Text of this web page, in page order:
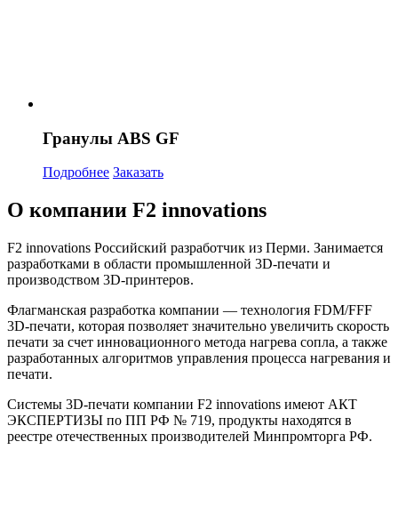
Гранулы ABS GF
Подробнее Заказать
О компании F2 innovations
F2 innovations Российский разработчик из Перми. Занимается
разработками в области промышленной 3D-печати и
производством 3D-принтеров.
Флагманская разработка компании — технология FDM/FFF
3D-печати, которая позволяет значительно увеличить скорость
печати за счет инновационного метода нагрева сопла, а также
разработанных алгоритмов управления процесса нагревания и
печати.
Системы 3D-печати компании F2 innovations имеют АКТ
ЭКСПЕРТИЗЫ по ПП РФ № 719, продукты находятся в
реестре отечественных производителей Минпромторга РФ.